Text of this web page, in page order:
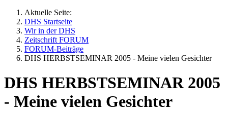
Aktuelle Seite:
DHS Startseite
Wir in der DHS
Zeitschrift FORUM
FORUM-Beiträge
DHS HERBSTSEMINAR 2005 - Meine vielen Gesichter
DHS HERBSTSEMINAR 2005
- Meine vielen Gesichter